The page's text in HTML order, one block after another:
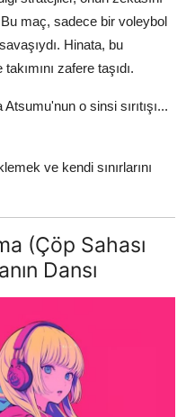
maç, sadece bir voleybol
Hinata, bu
zafere taşıdı.
Atsumu'nun o sinsi sırıtışı...
ve kendi sınırlarını
(Çöp Sahası
Dansı